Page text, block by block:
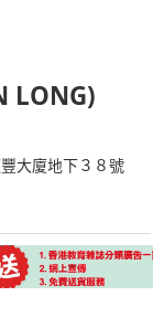
LONG)
大廈地下３８號